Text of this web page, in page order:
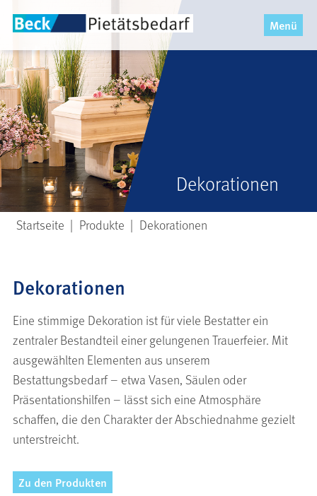
Menü
x
Startseite | Produkte | Dekorationen
Dekorationen
Eine stimmige Dekoration ist für viele Bestatter ein
zentraler Bestandteil einer gelungenen Trauerfeier. Mit
ausgewählten Elementen aus unserem
Bestattungsbedarf – etwa Vasen, Säulen oder
Präsentationshilfen – lässt sich eine Atmosphäre
schaffen, die den Charakter der Abschiednahme gezielt
unterstreicht.
Zu den Produkten